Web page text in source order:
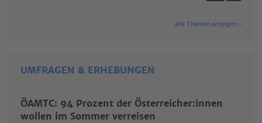
alle Themen anzeigen »
UMFRAGEN & ERHEBUNGEN
ÖAMTC: 94 Prozent der Österreicher:innen
wollen im Sommer verreisen